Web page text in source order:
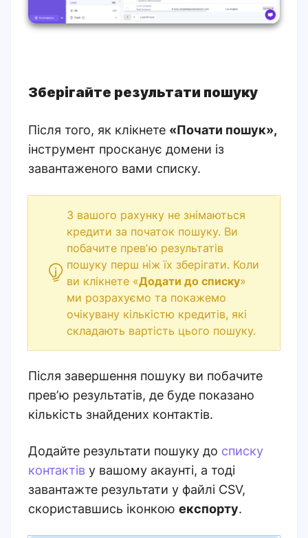
Зберігайте результати пошуку
Після того, як клікнете «Почати пошук»,
інструмент просканує домени із
завантаженого вами списку.
З вашого рахунку не знімаються
кредити за початок пошуку. Ви
побачите превʼю результатів
пошуку перш ніж їх зберігати. Коли
ви клікнете «Додати до списку»
ми розрахуємо та покажемо
очікувану кількістю кредитів, які
складають вартість цього пошуку.
Після завершення пошуку ви побачите
превʼю результатів, де буде показано
кількість знайдених контактів.
Додайте результати пошуку до списку
контактів у вашому акаунті, а тоді
завантажте результати у файлі CSV,
скориставшись іконкою експорту.